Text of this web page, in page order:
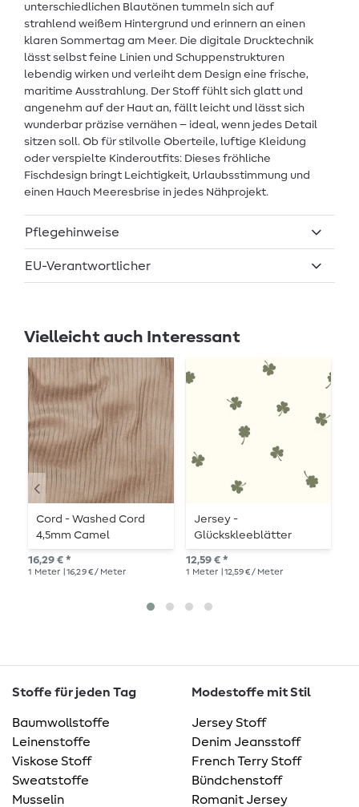
unterschiedlichen Blautönen tummeln sich auf
strahlend weißem Hintergrund und erinnern an einen
klaren Sommertag am Meer. Die digitale Drucktechnik
lässt selbst feine Linien und Schuppenstrukturen
lebendig wirken und verleiht dem Design eine frische,
maritime Ausstrahlung. Der Stoff fühlt sich glatt und
angenehm auf der Haut an, fällt leicht und lässt sich
wunderbar präzise vernähen – ideal, wenn jedes Detail
sitzen soll. Ob für stilvolle Oberteile, luftige Kleidung
oder verspielte Kinderoutfits: Dieses fröhliche
Fischdesign bringt Leichtigkeit, Urlaubsstimmung und
einen Hauch Meeresbrise in jedes Nähprojekt.
Pflegehinweise
EU-Verantwortlicher
Vielleicht auch Interessant
Cord - Washed Cord
4,5mm Camel
16,29 € *
1 Meter | 16,29 € / Meter
Jersey -
Glückskleeblätter
Offwhite
12,59 € *
1 Meter | 12,59 € / Meter
Stoffe für jeden Tag
Baumwollstoffe
Leinenstoffe
Viskose Stoff
Sweatstoffe
Musselin
Modestoffe mit Stil
Jersey Stoff
Denim Jeansstoff
French Terry Stoff
Bündchenstoff
Romanit Jersey